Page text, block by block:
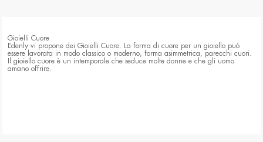
Gioielli Cuore
Edenly vi propone dei Gioielli Cuore. La forma di cuore per un gioiello può
essere lavorata in modo classico o moderno, forma asimmetrica, parecchi cuori.
Il gioiello cuore è un intemporale che seduce molte donne e che gli uomo
amano offrire.